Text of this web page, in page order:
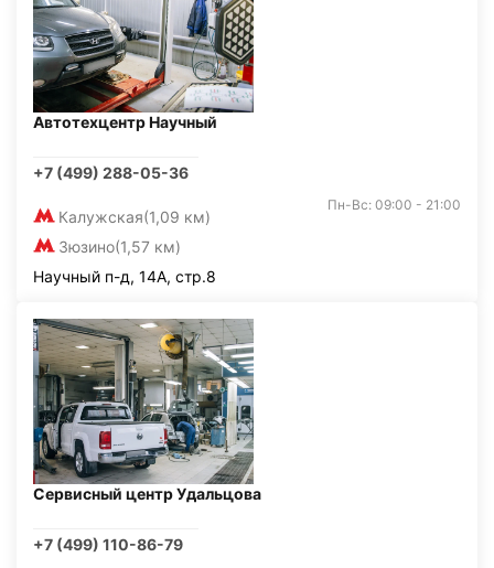
Автотехцентр Научный
+7 (499) 288-05-36
Калужская(1,09 км)
Зюзино(1,57 км)
Пн-Вс: 09:00 - 21:00
Научный п-д, 14А, стр.8
Сервисный центр Удальцова
+7 (499) 110-86-79